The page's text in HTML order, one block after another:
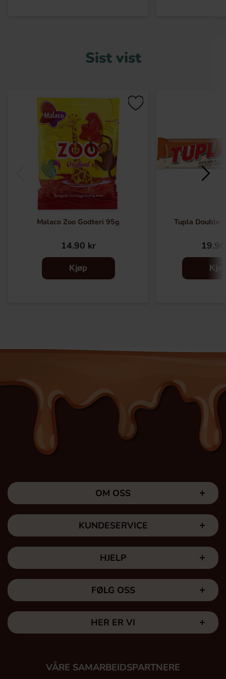
Sist vist
Malaco Zoo Godteri 95g
14.90 kr
Kjøp
Tupla Double
OM OSS
KUNDESERVICE
HJELP
FØLG OSS
HER ER VI
VÅRE SAMARBEIDSPARTNERE